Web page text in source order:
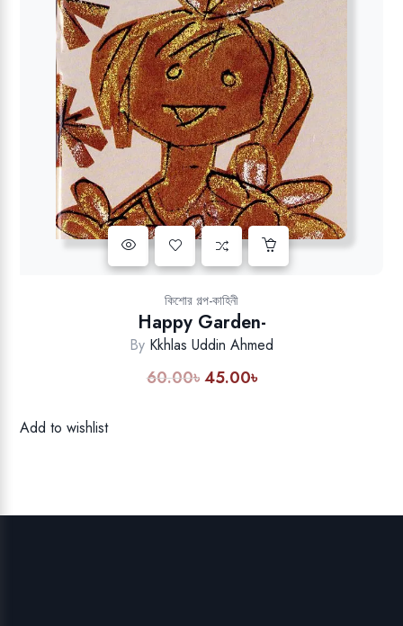
কিশোর গল্প-কাহিনী
Happy Garden-
By Kkhlas Uddin Ahmed
60.00৳ Original
45.00৳Current
Add to wishlist